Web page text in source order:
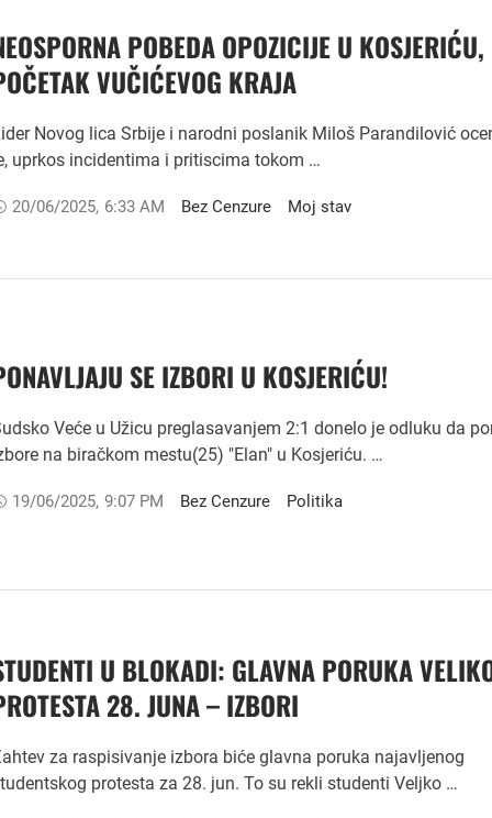
POBEDA OPOZICIJE U KOSJERIĆU,
VUČIĆEVOG KRAJA
Novog lica Srbije i narodni poslanik Miloš Parandilović
uprkos incidentima i pritiscima tokom …
20/06/2025, 6:33 AM Bez Cenzure Moj stav
SE IZBORI U KOSJERIĆU!
Veće u Užicu preglasavanjem 2:1 donelo je odluku da
na biračkom mestu(25) "Elan" u Kosjeriću. …
19/06/2025, 9:07 PM Bez Cenzure Politika
U BLOKADI: GLAVNA PORUKA
28. JUNA – IZBORI
za raspisivanje izbora biće glavna poruka najavljenog
protesta za 28. jun. To su rekli studenti Veljko …